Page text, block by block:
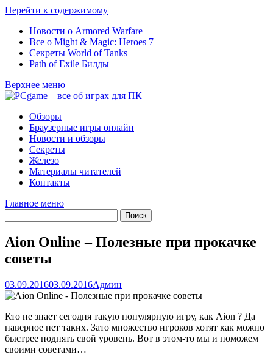
Перейти к содержимому
Новости о Armored Warfare
Все о Might & Magic: Heroes 7
Секреты World of Tanks
Path of Exile Билды
Верхнее меню
Обзоры
Браузерные игры онлайн
Новости и обзоры
Секреты
Железо
Материалы читателей
Контакты
Главное меню
Aion Online – Полезные при прокачке
советы
03.09.201603.09.2016Админ
Кто не знает сегодня такую популярную игру, как Aion ? Да
наверное нет таких. Зато множество игроков хотят как можно
быстрее поднять свой уровень. Вот в этом-то мы и поможем
своими советами…